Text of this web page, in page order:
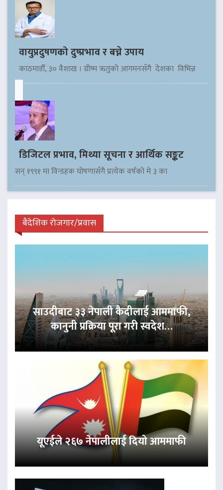
वायुप्रदुषणको दुष्प्रभाव र बच्ने उपाय
काठमाडौँ, ३० वैशाख । ग्रीष्म ऋतुको आगमनसँगै देशका विभिन्न
डिजिटल प्रभाव, मिथ्या सूचना र आर्थिक सङ्कट
सन् १९९१ मा विन्डहक घोषणासँगै प्रत्येक वर्षको मे ३ का
बैदेशिक रोजगार/प्रवास
साउदीबाट ३३ नेपाली कैदीलाई आममाफी,
कानुनी प्रक्रिया पूरा गरी स्वदेश…
यूएईले २६७ नेपालीलाई दियो आममाफी